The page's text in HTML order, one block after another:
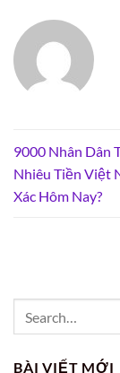
9000 Nhân Dân
Nhiêu Tiền Việt
Xác Hôm Nay?
BÀI VIẾT MỚI